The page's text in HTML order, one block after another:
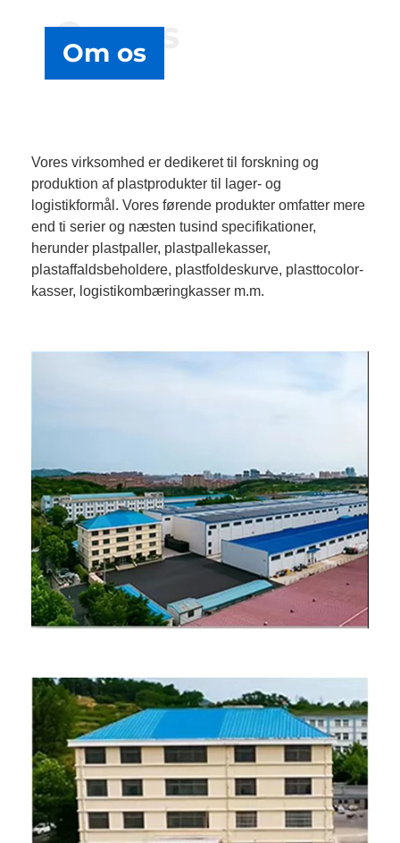
Om os
Om os
Vores virksomhed er dedikeret til forskning og
produktion af plastprodukter til lager- og
logistikformål. Vores førende produkter omfatter mere
end ti serier og næsten tusind specifikationer,
herunder plastpaller, plastpallekasser,
plastaffaldsbeholdere, plastfoldeskurve, plasttocolor-
kasser, logistikombæringkasser m.m.